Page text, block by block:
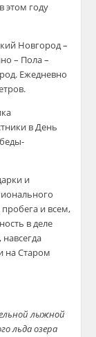
этом году
Новгород –
– Пола –
Ежедневно
в День
и
и всем,
в деле
на Старом
лыжной
льда озера